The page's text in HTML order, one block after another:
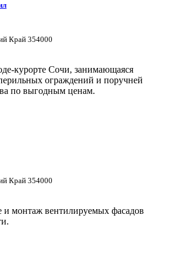
Край 354000
курорте Сочи, занимающаяся
ограждений и поручней
по выгодным ценам.
Край 354000
и монтаж вентилируемых фасадов